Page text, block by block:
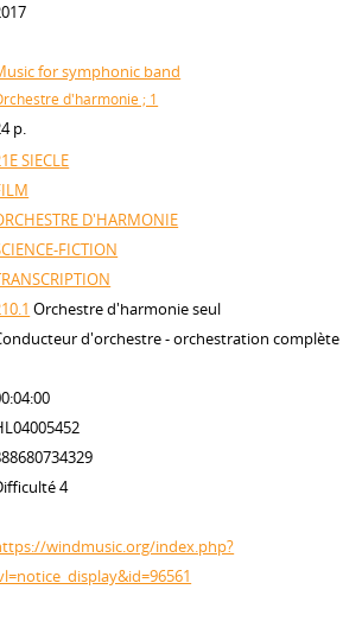
for symphonic band
d'harmonie ; 1
p.
SIECLE
D'HARMONIE
FICTION
Orchestre d'harmonie seul
d'orchestre - orchestration complète
4
windmusic.org/index.php?